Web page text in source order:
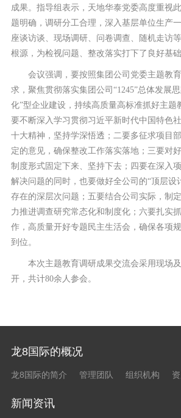
成果。指导组表示，天地华泰党委高度重视
题明确，调研分工合理，深入基层单位生产
座谈访谈、现场调研、问卷调查、随机走访
根源，为检视问题、整改落实打下了良好基础
会议强调，要按照集团公司党委主题教
求，聚焦贯彻落实集团公司“1245”总体发展
化”型企业建设，持续高质量高标准抓好主题
要不断深入学习贯彻习近平新时代中国特色
十大精神，坚持学深悟透；二要多征求项目
定的意见，确保整改工作落实落地；三要对
制度形式固定下来、坚持下去；四要在深入
解决问题的同时，也要做好全公司的“顶层设
存在的深层次问题；五要结合公司实际，制
力推进调查研究常态化和制度化；六要扎实
作，高质量开好专题民主生活会，确保各项
到位。
本次主题教育调研成果交流会采用现场
开，共计80余人参会。
龙8国际的概况
龙8国际的简介 管理团队 组织机构
新闻资讯